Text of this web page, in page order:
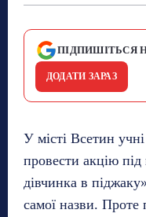
ПІДПИШІТЬСЯ
ДОДАТИ ЗАРАЗ
У місті Всетин
провести акцію
дівчинка в
самої назви. Проте